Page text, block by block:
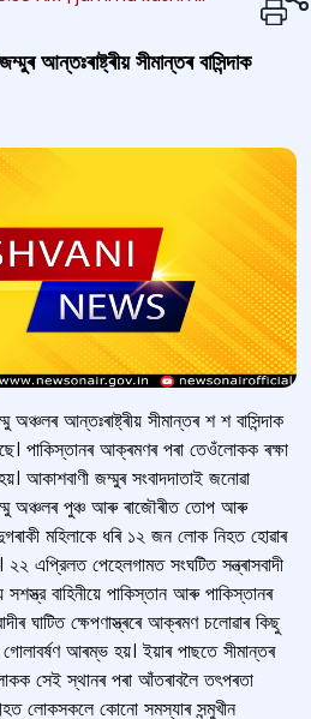
আন্তঃৰাষ্ট্ৰীয় সীমান্তৰ বাসিন্দাক
আন্তঃৰাষ্ট্ৰীয় সীমান্তৰ শ শ বাসিন্দাক
পাকিস্তানৰ আক্ৰমণৰ পৰা তেওঁলোকক ৰক্ষা
আকাশবাণী জম্মুৰ সংবাদদাতাই জনোৱা
অঞ্চলৰ পুঞ্চ আৰু ৰাজৌৰীত তোপ আৰু
মহিলাকে ধৰি ১২ জন লোক নিহত হোৱাৰ
পেহেলগামত সংঘটিত সন্ত্ৰাসবাদী
বাহিনীয়ে পাকিস্তান আৰু পাকিস্তানৰ
ঘাটিত ক্ষেপণাস্ত্ৰৰে আক্ৰমণ চলোৱাৰ কিছু
আৰম্ভ হয়। ইয়াৰ পাছতে সীমান্তৰ
সেই স্থানৰ পৰা আঁতৰাবলৈ তৎপৰতা
লোকসকলে কোনো সমস্যাৰ সন্মুখীন